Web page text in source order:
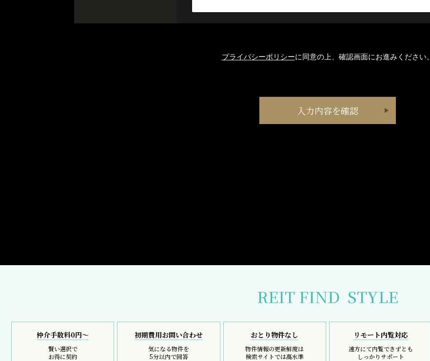
プライバシーポリシーに同意の上、確認画面にお進みください。
REIT FIND STYLE
仲介手数料0円～
賢い選択で
お得に契約
初期費用お問い合わせ
気になる物件を
5分以内で回答
おとり物件なし
物件情報の更新鮮度は
検索サイトでは高水準
リモート内覧対応
遠方にて内覧できずとも
しっかりサポート